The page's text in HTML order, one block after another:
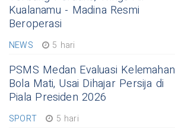
Kualanamu - Madina Resmi
Beroperasi
NEWS 5 hari
PSMS Medan Evaluasi Kelemahan
Bola Mati, Usai Dihajar Persija di
Piala Presiden 2026
SPORT 5 hari